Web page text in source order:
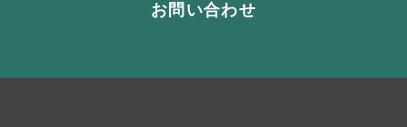
お問い合わせ